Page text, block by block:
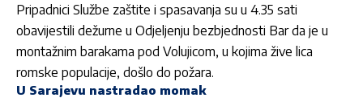
Pripadnici Službe zaštite i spasavanja su u 4.35 sati
obavijestili dežurne u Odjeljenju bezbjednosti Bar da je u
montažnim barakama pod Volujicom, u kojima žive lica
romske populacije, došlo do požara.
U Sarajevu nastradao momak